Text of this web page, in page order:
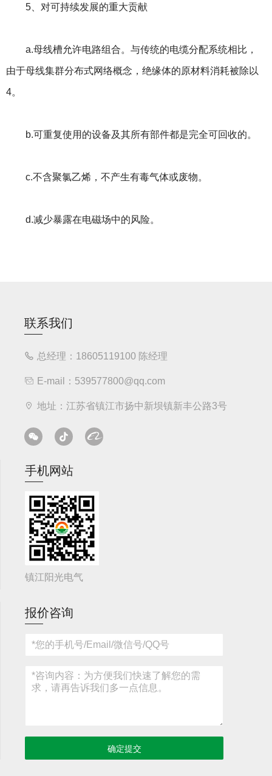
5、对可持续发展的重大贡献
a.母线槽允许电路组合。与传统的电缆分配系统相比，
由于母线集群分布式网络概念，绝缘体的原材料消耗被除以
4。
b.可重复使用的设备及其所有部件都是完全可回收的。
c.不含聚氯乙烯，不产生有毒气体或废物。
d.减少暴露在电磁场中的风险。
联系我们
总经理：18605119100 陈经理
E-mail：539577800@qq.com
地址：江苏省镇江市扬中新坝镇新丰公路3号
手机网站
镇江阳光电气
报价咨询
确定提交